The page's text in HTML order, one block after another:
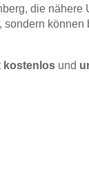
die nähere
können
kostenlos und